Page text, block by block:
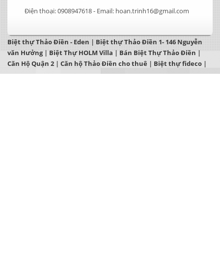
Điện thoại:0908947618 - Email: hoan.trinh16@gmail.com
Biệt thự Thảo Điền - Eden | Biệt thự Thảo Điền 1- 146 Nguyễn
văn Hưởng|Biệt Thự HOLM Villa|Bán Biệt Thự Thảo Điền|
Căn Hộ Quận 2 | Căn hộ Thảo Điền cho thuê | Biệt thự fideco |